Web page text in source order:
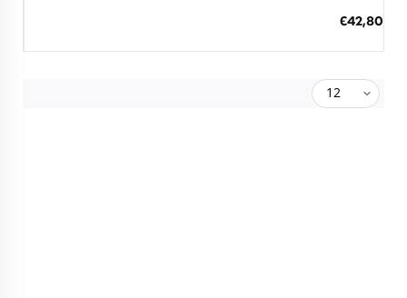
€42,80